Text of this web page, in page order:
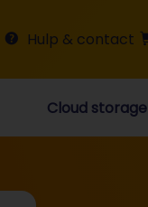
Hulp & contact
Cloud storage